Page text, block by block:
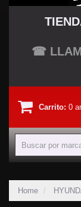
☎
Carrito: 0
Home